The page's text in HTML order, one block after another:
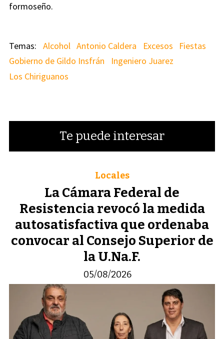
formoseño.
Alcohol Antonio Caldera Excesos
Fiestas
Gobierno de Gildo Insfrán
Ingeniero Juarez
Los Chiriguanos
Te puede interesar
La Cámara Federal de
Resistencia revocó la medida
autosatisfactiva que ordenaba
convocar al Consejo Superior de
la U.Na.F.
Locales
05/08/2026